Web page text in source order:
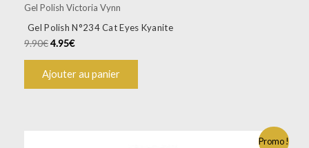
Gel Polish Victoria Vynn
Gel Polish N°234 Cat Eyes Kyanite
9.90€4.95€
Ajouter au panier
Promo !